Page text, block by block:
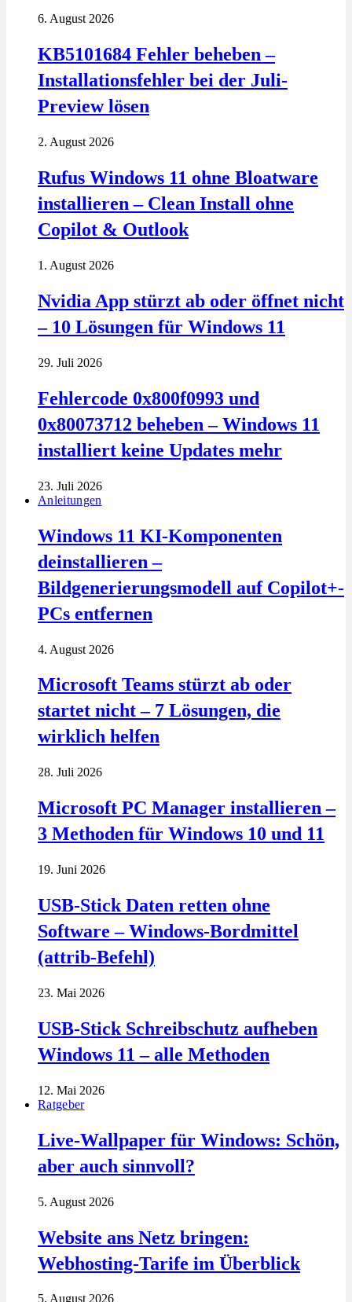
6. August 2026
KB5101684 Fehler beheben –
Installationsfehler bei der Juli-
Preview lösen
2. August 2026
Rufus Windows 11 ohne Bloatware
installieren – Clean Install ohne
Copilot & Outlook
1. August 2026
Nvidia App stürzt ab oder öffnet nicht
– 10 Lösungen für Windows 11
29. Juli 2026
Fehlercode 0x800f0993 und
0x80073712 beheben – Windows 11
installiert keine Updates mehr
23. Juli 2026
Anleitungen
Windows 11 KI-Komponenten
deinstallieren –
Bildgenerierungsmodell auf Copilot+-
PCs entfernen
4. August 2026
Microsoft Teams stürzt ab oder
startet nicht – 7 Lösungen, die
wirklich helfen
28. Juli 2026
Microsoft PC Manager installieren –
3 Methoden für Windows 10 und 11
19. Juni 2026
USB-Stick Daten retten ohne
Software – Windows-Bordmittel
(attrib-Befehl)
23. Mai 2026
USB-Stick Schreibschutz aufheben
Windows 11 – alle Methoden
12. Mai 2026
Ratgeber
Live-Wallpaper für Windows: Schön,
aber auch sinnvoll?
5. August 2026
Website ans Netz bringen:
Webhosting-Tarife im Überblick
5. August 2026